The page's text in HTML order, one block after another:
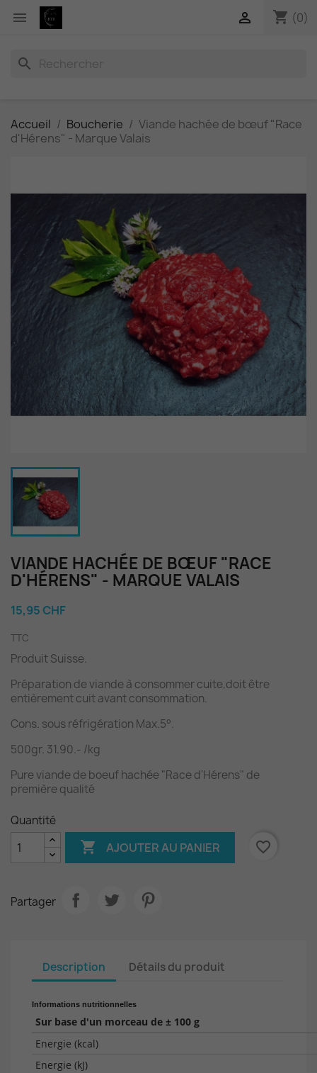
 shopping_cart (0)

search
Accueil Boucherie
Viande hachée de bœuf "Race
d'Hérens" - Marque Valais
VIANDE HACHÉE DE BŒUF "RACE
D'HÉRENS" - MARQUE VALAIS
15,95 CHF
TTC
Produit Suisse.
Préparation de viande à consommer cuite,doit être
entièrement cuit avant consommation.
Cons. sous réfrigération Max.5°.
500gr. 31.90.- /kg
Pure viande de boeuf hachée "Race d'Hérens" de
première qualité
Quantité
 AJOUTER AU PANIER favorite_border
Partager
Description Détails du produit
Informations nutritionnelles
Sur base d'un morceau de ± 100 g
Energie (kcal)
Energie (kJ)